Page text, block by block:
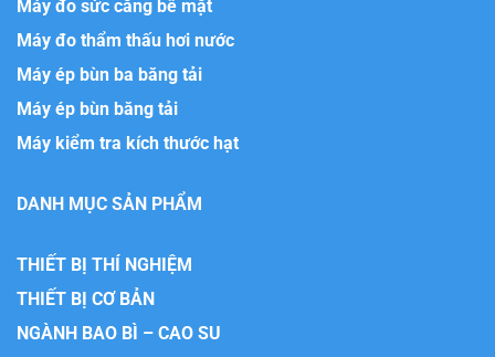
Máy đo sức căng bề mặt
Máy đo thẩm thấu hơi nước
Máy ép bùn ba băng tải
Máy ép bùn băng tải
Máy kiểm tra kích thước hạt
DANH MỤC SẢN PHẨM
THIẾT BỊ THÍ NGHIỆM
THIẾT BỊ CƠ BẢN
NGÀNH BAO BÌ – CAO SU